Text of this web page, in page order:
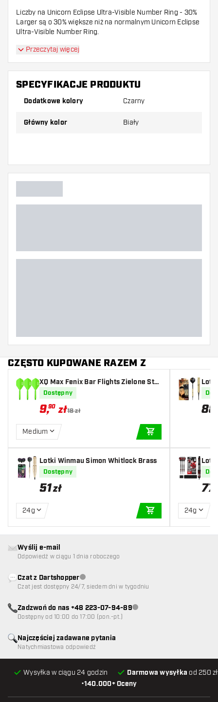
Liczby na Unicorn Eclipse Ultra-Visible Number Ring - 30%
Larger są o 30% większe niż na normalnym Unicorn Eclipse
Ultra-Visible Number Ring.
Przeczytaj więcej
SPECYFIKACJE PRODUKTU
Dodatkowe kolory Czarny
Główny kolor Biały
CZĘSTO KUPOWANE RAZEM Z
XQ Max Fenix Bar Flights Zielone Sta
ndard - Piórka do Darta
Dostępny
9,90 zł18 zł
Medium
Lotki Winmau Simon Whitlock Brass
Dostępny
51zł
24g
DODAJ DO
88
tal
77
24g
•140.000+ Oceny
Wysyłka w ciągu 24 godzin Darmowa wysyłka od 250
Najczęściej zadawane pytania
Natychmiastowa odpowiedź
Wyślij e-mail
Odpowiedź w ciągu 1 dnia roboczego
Czat z DartshopperObsługa klienta niedostępna
Czat jest dostępny 24/7, siedem dni w tygodniu
Zadzwoń do nas +48 223-07-94-89Obsługa klienta niedostępna
Dostępny od 10:00 do 17:00 (pon.-pt.)